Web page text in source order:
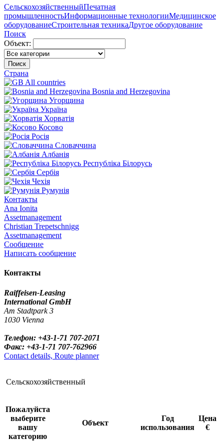
СельскохозяйственныйПечатная
промышленностьИнформационные технологииМедицинское
оборудованиеСтроительная техникаДругое оборудование
Поиск
Объект:
Поиск
Страна
All countries
Bosnia and Herzegovina
Угорщина
Україна
Хорватія
Косово
Росія
Словаччина
Албанія
Республіка Білорусь
Сербія
Чехія
Румунія
Контакты
Ana Ionita
Assetmanagement
Christian Trepetschnigg
Assetmanagement
Сообщение
Написать сообщение
Контакты
Raiffeisen-Leasing
International GmbH
Am Stadtpark 3
1030 Vienna
Телефон: +43-1-71 707-2071
Факс: +43-1-71 707-762966
Contact details, Route planner
Сельскохозяйственный
Пожалуйста
выберите
вашу
категорию
Объект
Год
использования
Цена
€